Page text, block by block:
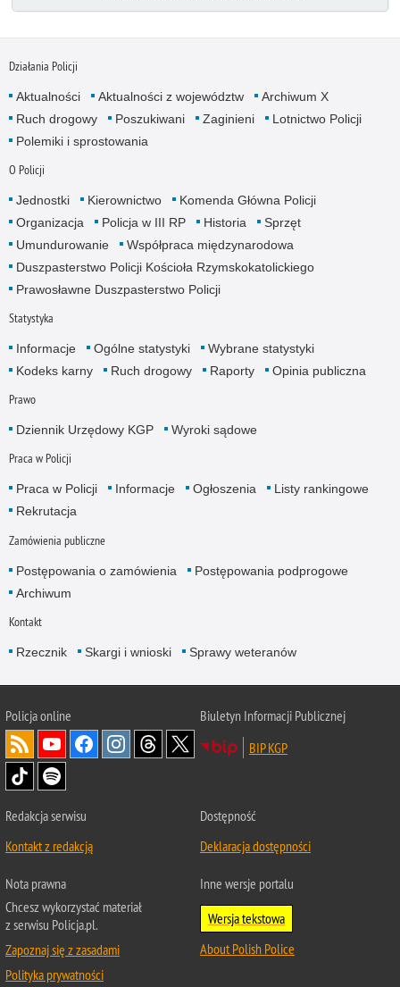
Działania Policji
Aktualności Aktualności z województw
Archiwum X
Ruch drogowy
Poszukiwani Zaginieni
Lotnictwo Policji
Polemiki i sprostowania
O Policji
Jednostki Kierownictwo
Komenda Główna Policji
Organizacja
Policja w III RP Historia
Sprzęt
Umundurowanie
Współpraca międzynarodowa
Duszpasterstwo Policji Kościoła Rzymskokatolickiego
Prawosławne Duszpasterstwo Policji
Statystyka
Informacje Ogólne statystyki
Wybrane statystyki
Kodeks karny
Ruch drogowy Raporty Opinia publiczna
Prawo
Dziennik Urzędowy KGP Wyroki sądowe
Praca w Policji
Praca w Policji Informacje Ogłoszenia
Listy rankingowe
Rekrutacja
Zamówienia publiczne
Postępowania o zamówienia
Postępowania podprogowe
Archiwum
Kontakt
Rzecznik Skargi i wnioski Sprawy weteranów
Policjaonline
Biuletyn Informacji Publicznej
BIP KGP
Redakcja serwisu
Kontakt z redakcją
Dostępność
Deklaracja dostępności
Nota prawna
Chcesz wykorzystać materiał
z serwisu Policja.pl.
Zapoznaj się z zasadami
Polityka prywatności
Inne wersje portalu
Wersja tekstowa
About Polish Police